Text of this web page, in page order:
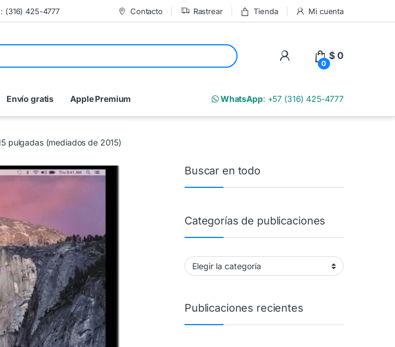
: (316) 425-4777 Contacto Rastrear Tienda Mi cuenta
My Account
0
$ 0
Envío gratis Apple Premium WhatsApp: +57 (316) 425-4777
pulgadas (mediados de 2015)
Buscar en todo
Categorías de publicaciones
Categorías de publicaciones
Publicaciones recientes